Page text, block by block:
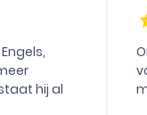
hij al